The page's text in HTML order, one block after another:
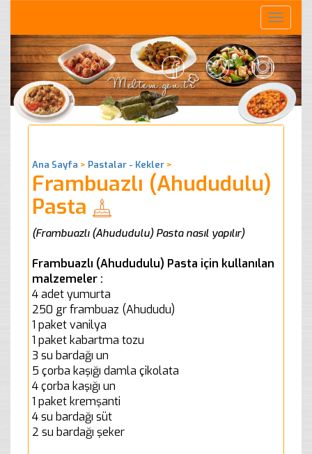
Toggle
Ana Sayfa > Pastalar - Kekler >
Frambuazlı (Ahududulu)
Pasta
(Frambuazlı (Ahududulu) Pasta nasıl yapılır)
Frambuazlı (Ahududulu) Pasta için kullanılan
malzemeler :
4 adet yumurta
250 gr frambuaz (Ahududu)
1 paket vanilya
1 paket kabartma tozu
3 su bardağı un
5 çorba kaşığı damla çikolata
4 çorba kaşığı un
1 paket kremşanti
4 su bardağı süt
2 su bardağı şeker